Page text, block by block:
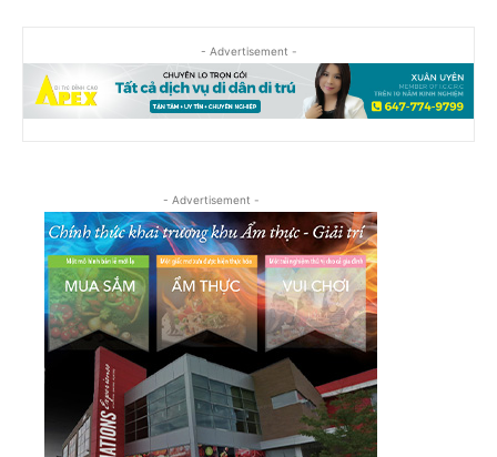
- Advertisement -
- Advertisement -